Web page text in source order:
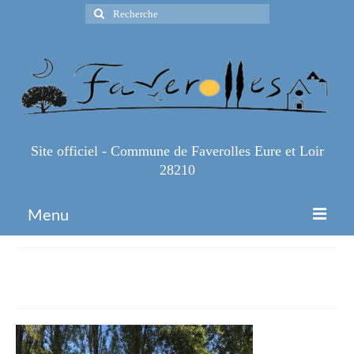
Rechercher
:
Site officiel - Commune de Faverolles Eure et Loir
28210
Menu
Infos Pratiques